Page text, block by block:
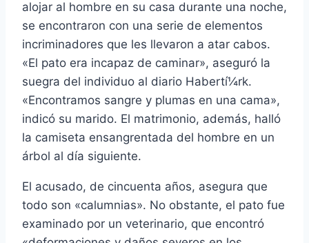
alojar al hombre en su casa durante una noche,
se encontraron con una serie de elementos
incriminadores que les llevaron a atar cabos.
«El pato era incapaz de caminar», aseguró la
suegra del individuo al diario Habertí¼rk.
«Encontramos sangre y plumas en una cama»,
indicó su marido. El matrimonio, además, halló
la camiseta ensangrentada del hombre en un
árbol al dí­a siguiente.
El acusado, de cincuenta años, asegura que
todo son «calumnias». No obstante, el pato fue
examinado por un veterinario, que encontró